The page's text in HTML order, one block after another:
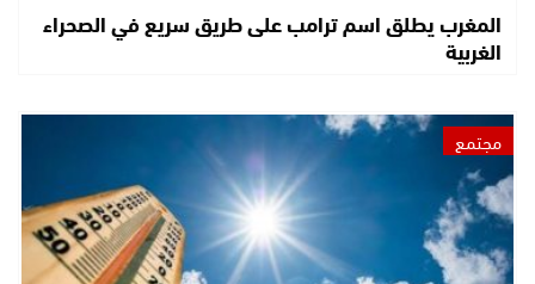
المغرب يطلق اسم ترامب على طريق سريع في الصحراء
الغربية
مجتمع